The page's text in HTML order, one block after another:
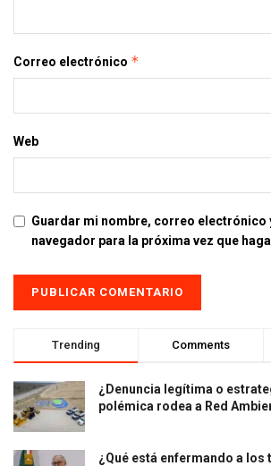
Correo electrónico *
Web
Guardar mi nombre, correo electrónico
navegador para la próxima vez que
Trending Comments
¿Denuncia legítima o
polémica rodea a Red
¿Qué está enfermando a los